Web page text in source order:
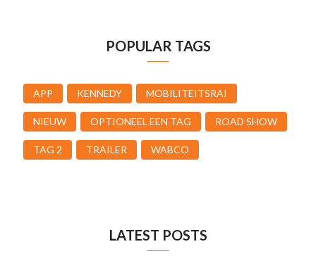
POPULAR TAGS
APP KENNEDY MOBILITEITSRAI
NIEUW OPTIONEEL EEN TAG ROAD SHOW
TAG 2 TRAILER WABCO
LATEST POSTS